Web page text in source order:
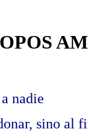
nadie
sino al